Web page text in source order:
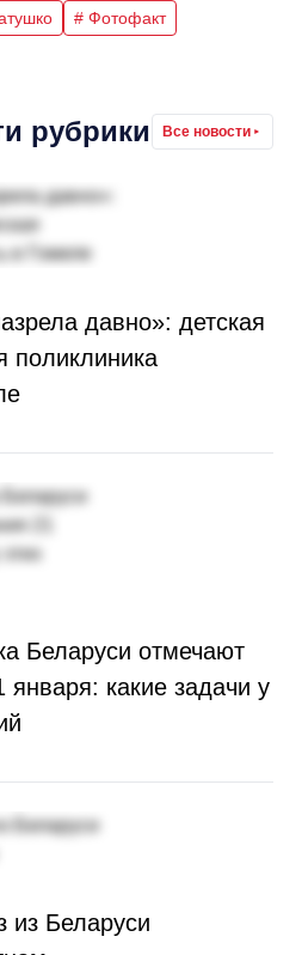
# Фотофакт
рубрики Все новости
давно»: детская
поликлиника
Беларуси отмечают
января: какие задачи у
из Беларуси